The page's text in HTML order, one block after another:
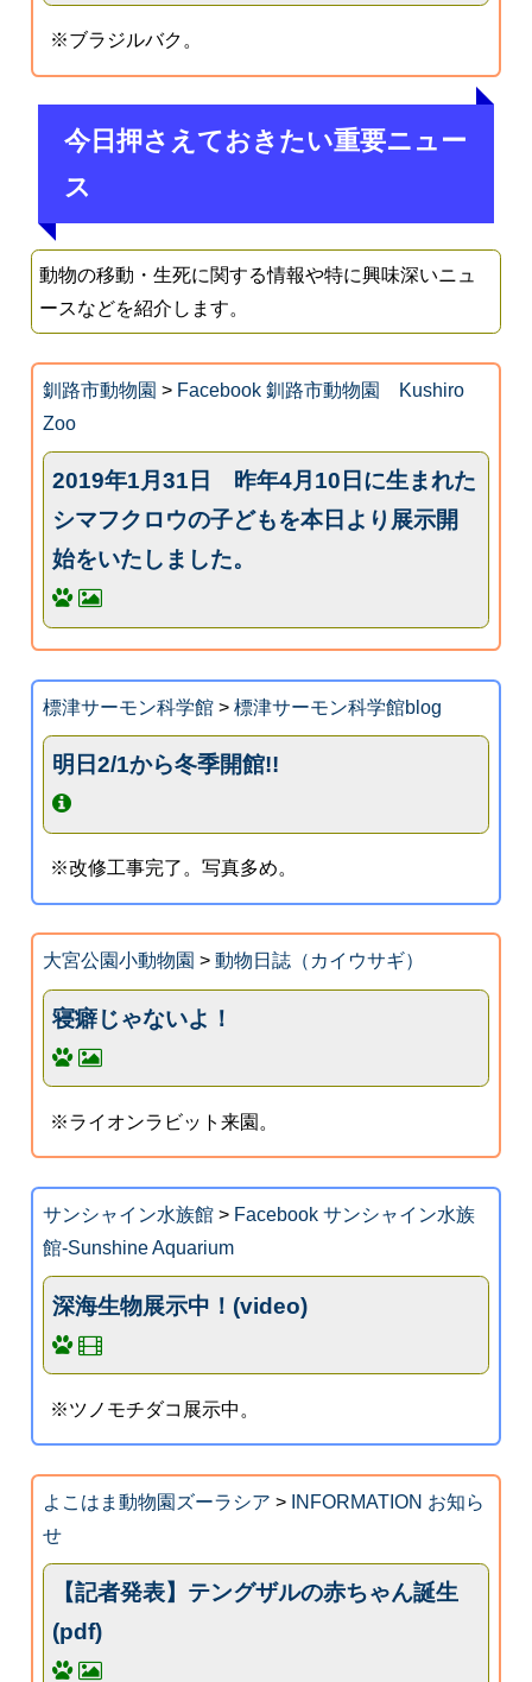
※ブラジルバク。
今日押さえておきたい重要ニュー
ス
動物の移動・生死に関する情報や特に興味深いニュ
ースなどを紹介します。
釧路市動物園 > Facebook 釧路市動物園 Kushiro
Zoo
2019年1月31日 昨年4月10日に生まれた
シマフクロウの子どもを本日より展示開
始をいたしました。
標津サーモン科学館> 標津サーモン科学館blog
明日2/1から冬季開館!!
※改修工事完了。写真多め。
大宮公園小動物園 > 動物日誌（カイウサギ）
寝癖じゃないよ！
※ライオンラビット来園。
サンシャイン水族館> Facebook サンシャイン水族
館-Sunshine Aquarium
深海生物展示中！(video)
※ツノモチダコ展示中。
よこはま動物園ズーラシア > INFORMATION お知ら
せ
【記者発表】テングザルの赤ちゃん誕生
(pdf)